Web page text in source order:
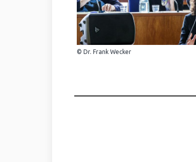
© Dr. Frank Wecker